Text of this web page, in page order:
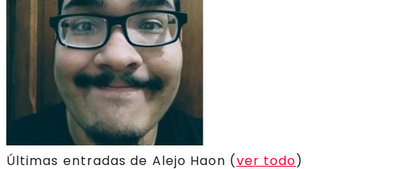
Últimas entradas de Alejo Haon (ver todo)